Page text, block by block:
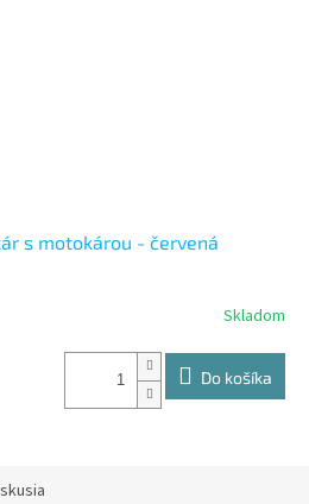
s motokárou - červená
Skladom
Do košíka